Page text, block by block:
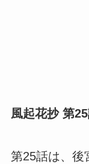
風起花抄 第
第25話は、後